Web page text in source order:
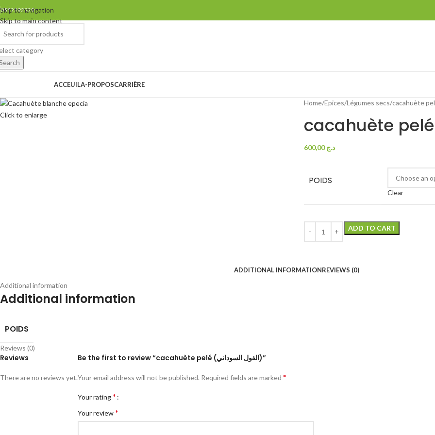
Skip to navigation
Skip to main content
0552292929
category
ACCEUILA-PROPOSCARRIÈRE
Click to enlarge
Home Epices Légumes secs
د.ج600,00
POIDS
Clear
ADD TO CART
ADDITIONAL INFORMATIONREVIEWS (0)
Additional information
Additional information
POIDS
Reviews (0)
Reviews
There are no reviews yet.
Be the first to review “cacahuète pelé (الفول السوداني)”
Your email address will not be published. Required fields are marked *
Your rating*
Your review*